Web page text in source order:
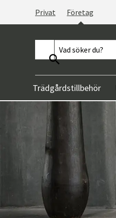
Privat Företag
Trädgårdstillbehör